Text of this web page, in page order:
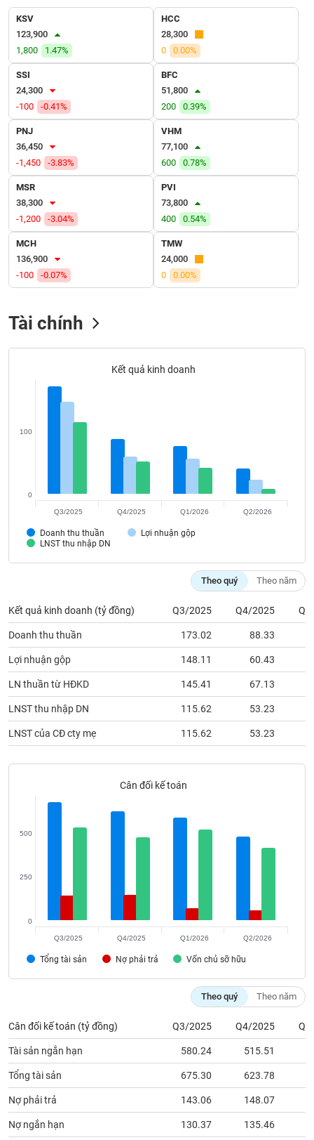
KSV
123,900
1,800
1.47%
HCC
28,300
0
0.00%
SSI
24,300
-100
-0.41%
BFC
51,800
200
0.39%
PNJ
36,450
-1,450
-3.83%
VHM
77,100
600
0.78%
MSR
38,300
-1,200
-3.04%
PVI
73,800
400
0.54%
MCH
136,900
-100
-0.07%
TMW
24,000
0
0.00%
Tài chính
Kết quả kinh doanh
Doanh thu thuần
Lợi nhuận gộp
LNST thu nhập DN
0
100
Q3/2025 Q4/2025 Q1/2026 Q2/2026
Theo quý Theo năm
Kết quả kinh doanh (tỷ đồng) Q3/2025 Q4/2025
Doanh thu thuần 173.02 88.33
Lợi nhuận gộp 148.11 60.43
LN thuần từ HĐKD 145.41 67.13
LNST thu nhập DN 115.62 53.23
LNST của CĐ cty mẹ 115.62 53.23
Cân đối kế toán
Tổng tài sản Nợ phải trả Vốn chủ sỡ hữu
0
250
500
Q3/2025 Q4/2025 Q1/2026 Q2/2026
Theo quý Theo năm
Cân đối kế toán (tỷ đồng) Q3/2025 Q4/2025
Tài sản ngắn hạn 580.24 515.51
Tổng tài sản 675.30 623.78
Nợ phải trả 143.06 148.07
Nợ ngắn hạn 130.37 135.46
VỤ
TRUYỀN
THÔNG
TIỆN
ÍCH
BẤT
ĐỘNG
SẢN
Mã
chứng
khoán
(-)
Tất cả Cổ phiếu
của
tác
Báo
cáo
phân
tích
(-)
Thuật
ngữ
(-)
Dịch
Đào
Sách
cụ
đầu
tư
Truyền
thông